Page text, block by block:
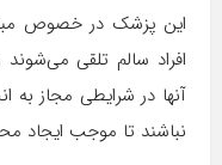
این پزشک در خصوص
افراد سالم تلقی می‌شوند
آنها در شرایطی مجاز به
نباشند تا موجب ایجاد